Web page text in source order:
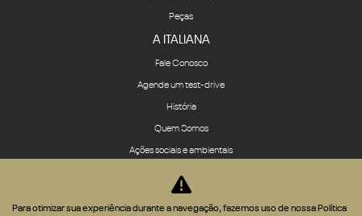
Peças
A ITALIANA
Fale Conosco
Agende um test-drive
História
Quem Somos
Ações sociais e ambientais
App Android
Para otimizar sua experiência durante a navegação, fazemos uso de nossa Política